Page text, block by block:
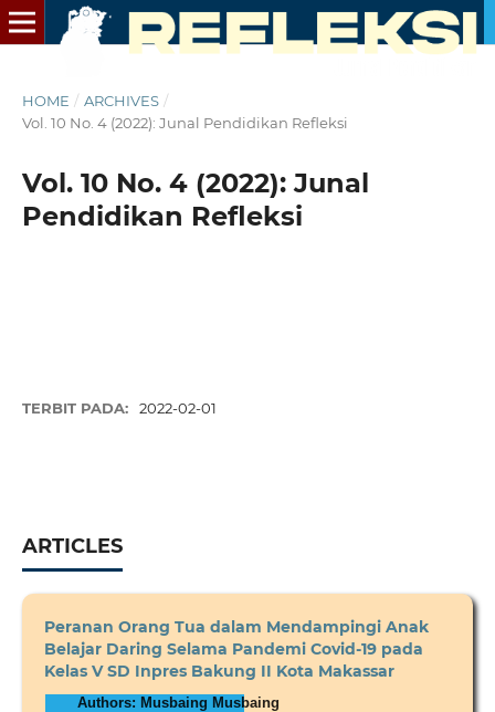
HOME / ARCHIVES /
Vol. 10 No. 4 (2022): Junal Pendidikan Refleksi
Vol. 10 No. 4 (2022): Junal
Pendidikan Refleksi
TERBIT PADA: 2022-02-01
ARTICLES
Peranan Orang Tua dalam Mendampingi Anak
Belajar Daring Selama Pandemi Covid-19 pada
Kelas V SD Inpres Bakung II Kota Makassar
Authors: Musbaing Musbaing